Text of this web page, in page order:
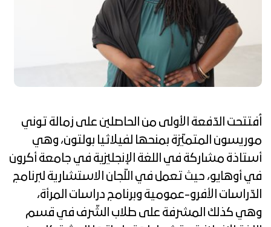
اُفتتحت الدّفعة الأولى من الحاصلين على زمالة توني
موريسون المتميّزة بمنحها لفيلاثيا بولتون، وهي
أستاذة مشاركة في اللغة الإنجليزية في جامعة أكرون
في أوهايو، حيث تعمل في اللّجان الاستشارية لبرنامج
الدّراسات الأفرو-عمومية وبرنامج دراسات المرأة،
وهي كذلك المشرفة على طلاب الشّرف في قسم